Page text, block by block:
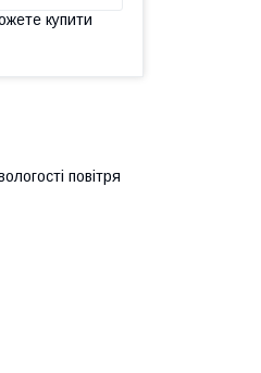
купити
повітря